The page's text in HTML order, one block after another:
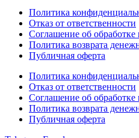
Политика
Отказ от ответственности
Соглашение об
Политика возврата
Публичная оферта
Политика
Отказ от ответственности
Соглашение об
Политика возврата
Публичная оферта